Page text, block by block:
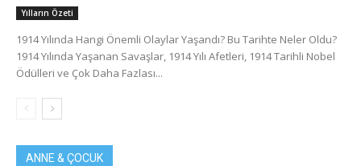
Yılların Özeti
1914 Yılında Hangi Önemli Olaylar Yaşandı? Bu Tarihte Neler Oldu?
1914 Yılında Yaşanan Savaşlar, 1914 Yılı Afetleri, 1914 Tarihli Nobel
Ödülleri ve Çok Daha Fazlası...
ANNE & ÇOCUK